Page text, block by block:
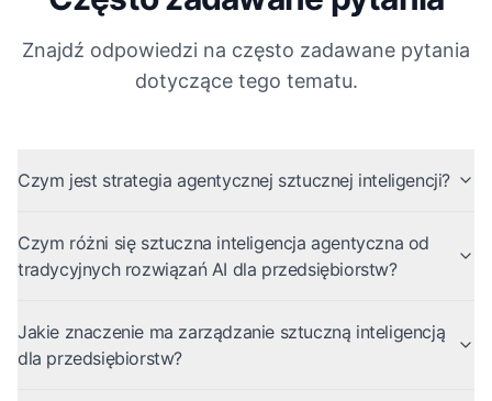
Znajdź odpowiedzi na często zadawane pytania
dotyczące tego tematu.
Czym jest strategia agentycznej sztucznej inteligencji?
Czym różni się sztuczna inteligencja agentyczna od
tradycyjnych rozwiązań AI dla przedsiębiorstw?
Jakie znaczenie ma zarządzanie sztuczną inteligencją
dla przedsiębiorstw?